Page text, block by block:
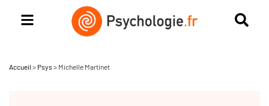
Accueil > Psys > Michelle Martinet